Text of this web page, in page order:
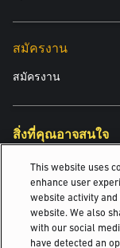
สมัครงาน
สมัครงาน
สิ่งที่คุณอาจสนใจ
รถยกแบบถ่วงน้ำหนัก
รถยกเครื่องยนต์สัน
รถยกแบบยืนคร่อมไฟ
This website uses
enhance user
website activity
website. We also
with our social
have detected an